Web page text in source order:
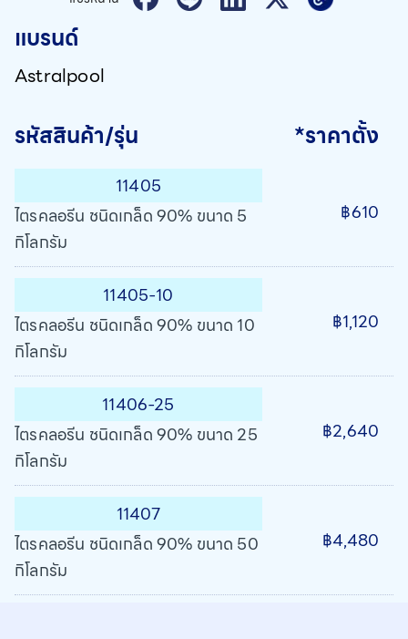
แบรนด์
Astralpool
รหัสสินค้า/รุ่น *ราคาตั้ง
11405
ไตรคลอรีน ชนิดเกล็ด 90% ขนาด 5
กิโลกรัม
฿610
11405-10
ไตรคลอรีน ชนิดเกล็ด 90% ขนาด 10
กิโลกรัม
฿1,120
11406-25
ไตรคลอรีน ชนิดเกล็ด 90% ขนาด 25
กิโลกรัม
฿2,640
11407
ไตรคลอรีน ชนิดเกล็ด 90% ขนาด 50
กิโลกรัม
฿4,480